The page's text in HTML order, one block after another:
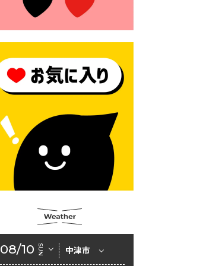
2026年6月23日 （一財）豊前
市佐野・則尾育英会奨学生募
2026年6月18日 セアカゴケグ
モにご注意ください！
ェルターの指定
2026年6月10日 令和８年経済
センサス-活動調査
2026年6月9日 令和８年第３
回定例会「一般質問一覧表」
2026年6月5日 新婚世帯の家
2026年6月2日 戸籍に氏名の
振り仮名が記載されます
08/10 SUN 中津市